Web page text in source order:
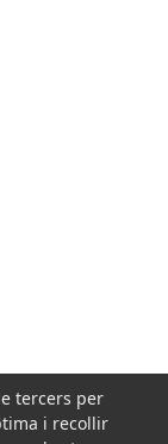
tercers per
i recollir